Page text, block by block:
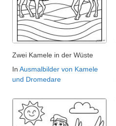
Zwei Kamele in der Wüste
In Ausmalbilder von Kamele
und Dromedare